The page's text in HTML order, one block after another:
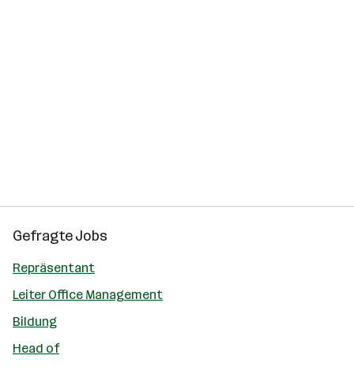
Gefragte Jobs
Repräsentant
Leiter Office Management
Bildung
Head of